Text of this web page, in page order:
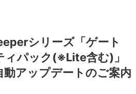
シリーズ「ゲート
ィパック(※Lite含む)」
アップデートのご案内